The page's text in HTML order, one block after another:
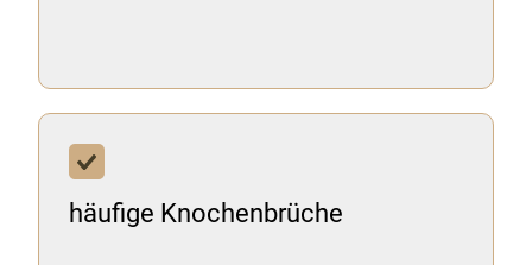
häufige Knochenbrüche